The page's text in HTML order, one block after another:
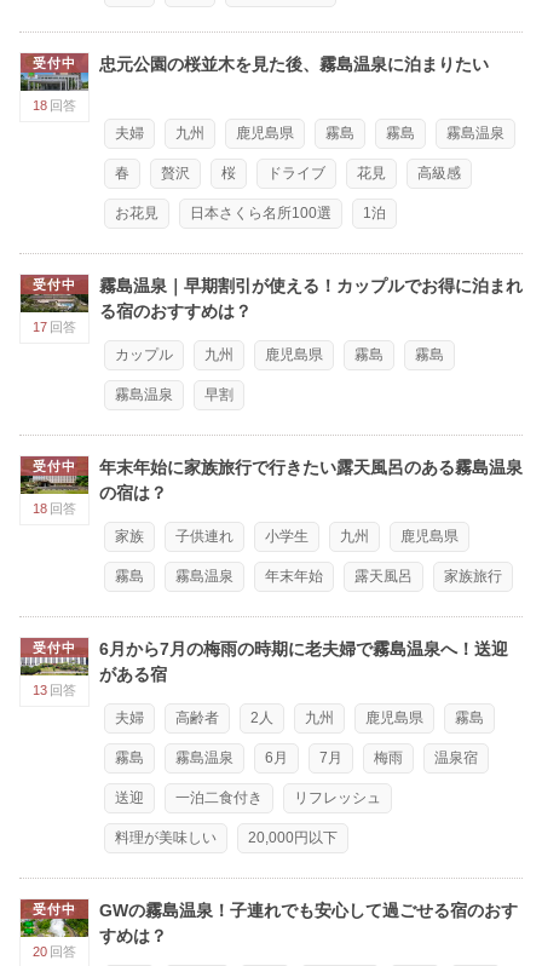
受付中
18 回答
忠元公園の桜並木を見た後、霧島温泉に泊まりたい
夫婦 九州 鹿児島県 霧島 霧島 霧島温泉
春 贅沢 桜 ドライブ 花見 高級感
お花見 日本さくら名所100選 1泊
受付中
17 回答
霧島温泉｜早期割引が使える！カップルでお得に泊まれ
る宿のおすすめは？
カップル 九州 鹿児島県 霧島 霧島
霧島温泉 早割
受付中
18 回答
年末年始に家族旅行で行きたい露天風呂のある霧島温泉
の宿は？
家族 子供連れ 小学生 九州 鹿児島県
霧島 霧島温泉 年末年始 露天風呂 家族旅行
受付中
13 回答
6月から7月の梅雨の時期に老夫婦で霧島温泉へ！送迎
がある宿
夫婦 高齢者 2人 九州 鹿児島県 霧島
霧島 霧島温泉 6月 7月 梅雨 温泉宿
送迎 一泊二食付き リフレッシュ
料理が美味しい 20,000円以下
受付中
20 回答
GWの霧島温泉！子連れでも安心して過ごせる宿のおす
すめは？